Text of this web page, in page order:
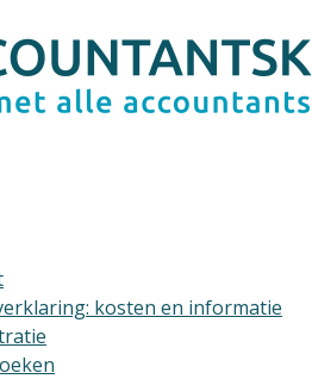
kosten en informatie